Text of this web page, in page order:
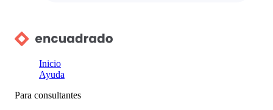
Inicio
Ayuda
Para consultantes